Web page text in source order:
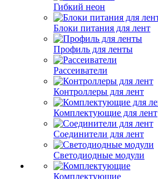
Гибкий неон
Блоки питания для лент
Профиль для ленты
Рассеиватели
Контроллеры для лент
Комплектующие для лент
Соединители для лент
Светодиодные модули
Комплектующие